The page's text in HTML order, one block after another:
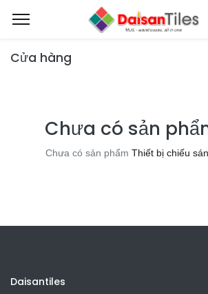
Cửa hàng
Chưa có sản
Chưa có sản phẩm Thiết bị chiếu
Daisantiles